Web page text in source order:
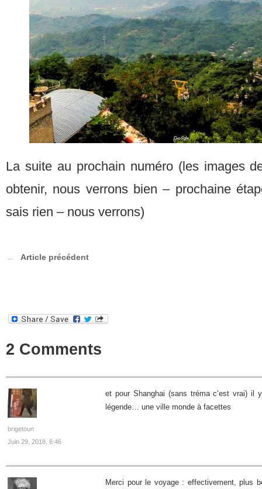
La suite au prochain numéro (les images
obtenir, nous verrons bien – prochaine
sais rien – nous verrons)
Article précédent
2 Comments
brigetoun
Juin 29, 2018, 6:46
et pour Shanghai (sans tréma c’est vrai)
légende… une ville monde à facettes
Merci pour le voyage : effectivement, plus